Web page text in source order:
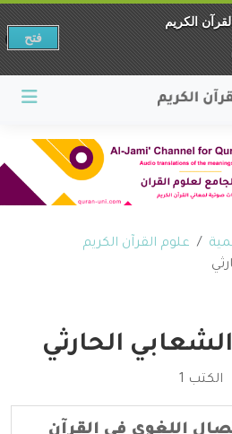
علوم القرآن الكريم
الحارثي
الكتب 1
اللغوي في القرآن
الكريم
فتح